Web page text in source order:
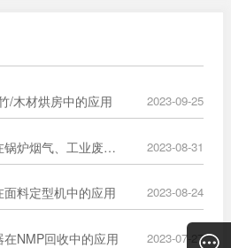
/木材烘房中的应用 2023-09-25
• 擎立案例 | 余热回收器在锅炉烟气、工业废气中的广泛应用 2023-08-31
料定型机中的应用 2023-08-24
NMP回收中的应用 2023-07-27